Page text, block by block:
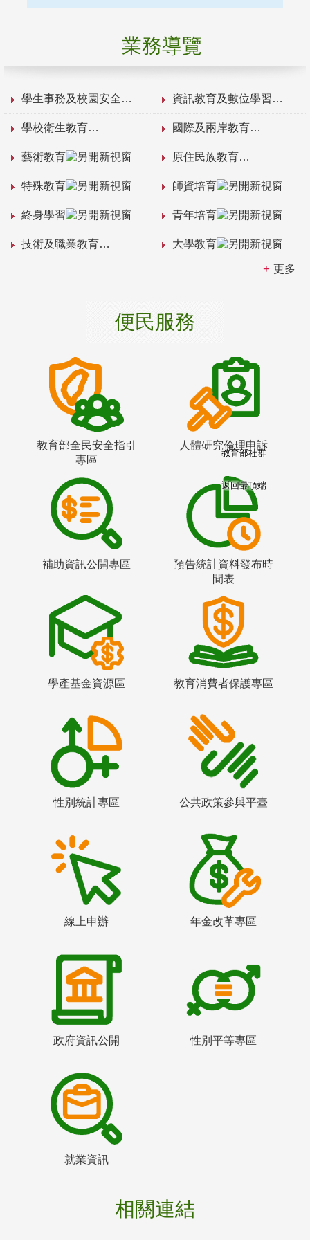
業務導覽
學生事務及校園安全 資訊教育及數位學習
學校衛生教育 國際及兩岸教育
藝術教育 原住民族教育
特殊教育 師資培育
終身學習 青年培育
技術及職業教育 大學教育
更多
便民服務
教育部全民安全指引
專區
人體研究倫理申訴
補助資訊公開專區
預告統計資料發布時
間表
學產基金資源區 教育消費者保護專區
性別統計專區 公共政策參與平臺
線上申辦 年金改革專區
政府資訊公開 性別平等專區
就業資訊
相關連結
教育部社群
返回最頂端